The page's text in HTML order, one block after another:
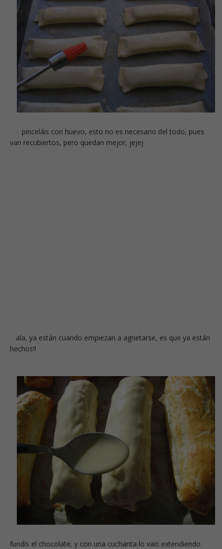
pinceláis con huevo, esto no es necesario del todo, pues
van recubiertos, pero quedan mejor, jejej
ala, ya están cuando empiezan a agrietarse, es que ya están
hechos!!
fundís el chocolate, y con una cucharita lo vais extendiendo